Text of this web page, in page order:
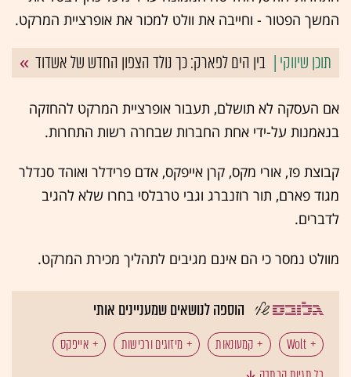
המשך הפטור - וחייבה את וולט למכור את אופרציית המרקט.
בין הים לפארק: כך נולד הצפון החדש של אשדוד
אם העסקה לא תושלם, תעבור אופרציית המרקט להחזקה
בנאמנות על-ידי אחת החברות שבחרה רשות התחרות.
קבוצת פז, אורי מקס, קרן אייפקס, אדם פרידלר ואוהד סנדלר
מגוד פארם, תור רוזנברג וגבי טרבלסי בחרו שלא להגיב
לדברים.
מוולט נמסר כי הם אינם מגיבים לתהליך מכירת המרקט.
הוספה לנושאים שמעניינים אותי
Wolt קמעונאות מיזוגים ורכישות אייפקס